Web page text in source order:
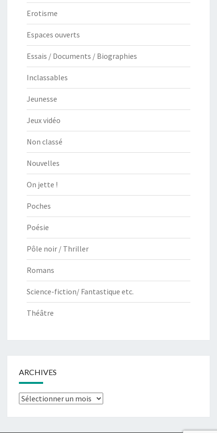
Erotisme
Espaces ouverts
Essais / Documents / Biographies
Inclassables
Jeunesse
Jeux vidéo
Non classé
Nouvelles
On jette !
Poches
Poésie
Pôle noir / Thriller
Romans
Science-fiction/ Fantastique etc.
Théâtre
ARCHIVES
Archives